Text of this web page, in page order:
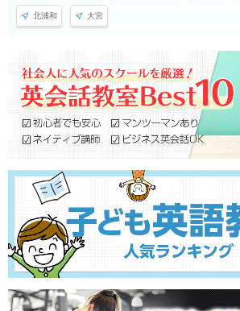
北浦和 大宮